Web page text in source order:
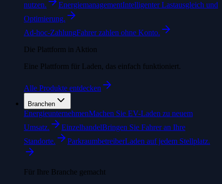
nutzen.
EnergiemanagementIntelligenter Lastausgleich und
Optimierung.
Ad-hoc-ZahlungFahrer zahlen ohne Konto.
Die Plattform in Aktion
Eine Plattform für Laden, das einfach funktioniert.
Alle Produkte entdecken
Branchen
EnergieunternehmenMachen Sie EV-Laden zu neuem
Umsatz.
EinzelhandelBringen Sie Fahrer an Ihre
Standorte.
ParkraumbetreiberLaden auf jedem Stellplatz.
Für Ihre Branche gemacht